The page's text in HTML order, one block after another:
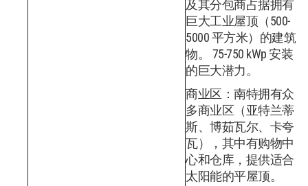
及其分包商占据拥有
巨大工业屋顶（500-
5000 平方米）的建筑
物。 75-750 kWp 安装
的巨大潜力。
商业区：南特拥有众
多商业​​区（亚特兰蒂
斯、博茹瓦尔、卡夸
瓦），其中有购物中
心和仓库，提供适合
太阳能的平屋顶。